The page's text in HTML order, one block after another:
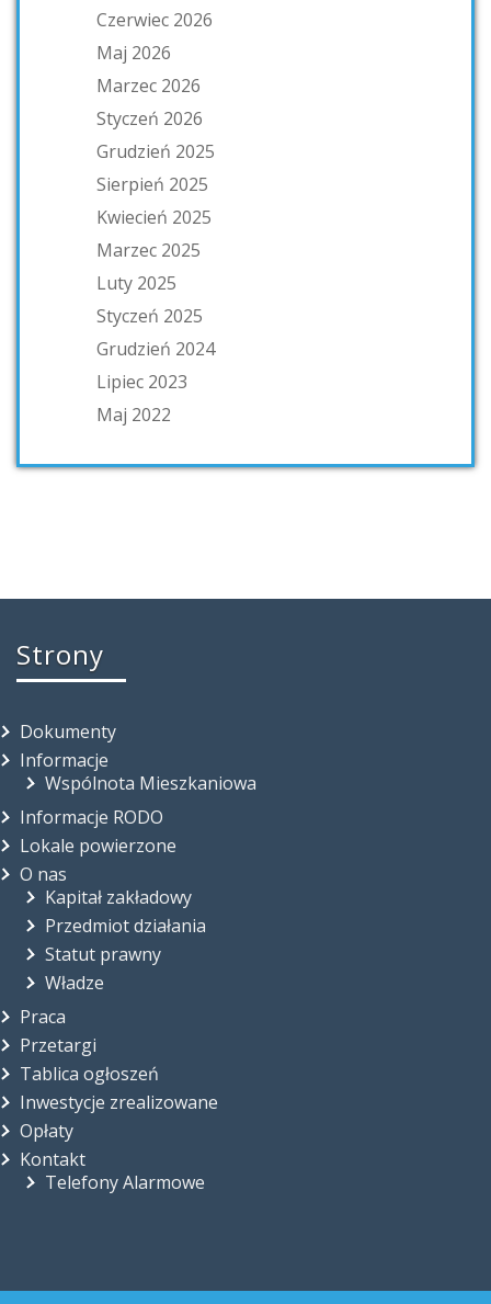
Czerwiec 2026
Maj 2026
Marzec 2026
Styczeń 2026
Grudzień 2025
Sierpień 2025
Kwiecień 2025
Marzec 2025
Luty 2025
Styczeń 2025
Grudzień 2024
Lipiec 2023
Maj 2022
Strony
Dokumenty
Informacje
Wspólnota Mieszkaniowa
Informacje RODO
Lokale powierzone
O nas
Kapitał zakładowy
Przedmiot działania
Statut prawny
Władze
Praca
Przetargi
Tablica ogłoszeń
Inwestycje zrealizowane
Opłaty
Kontakt
Telefony Alarmowe